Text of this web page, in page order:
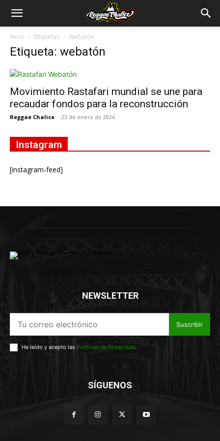
Inicio Etiquetas Webatón
Etiqueta: webatón
Movimiento Rastafari mundial se une para
recaudar fondos para la reconstrucción
Reggae Chalice - 23 de enero de 2026
Instagram
[instagram-feed]
NEWSLETTER
Suscribir
He leído y acepto las Políticas de Privacidad.
SÍGUENOS